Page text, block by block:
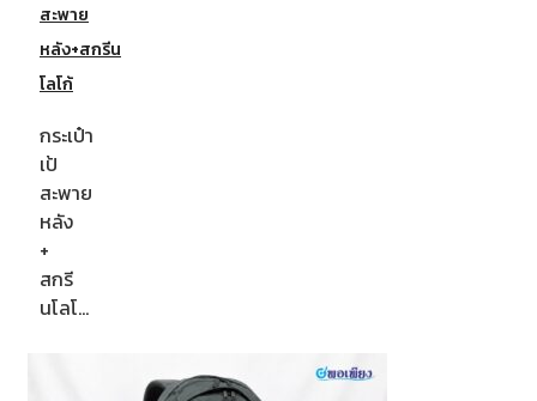
สะพาย
หลัง+สกรีน
โลโก้
กระเป๋า
เป้
สะพาย
หลัง
+
สกรี
นโลโ…